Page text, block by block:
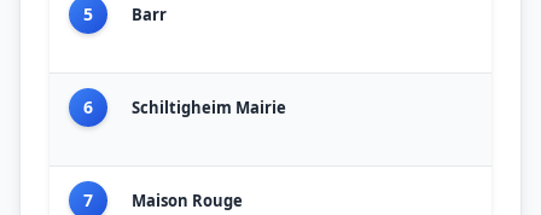
5 Barr
6 Schiltigheim Mairie
7 Maison Rouge